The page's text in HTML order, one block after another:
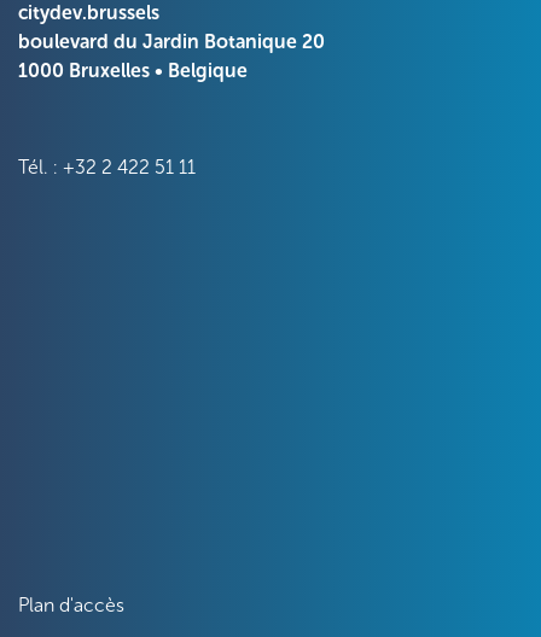
citydev.brussels
boulevard du Jardin Botanique 20
1000 Bruxelles • Belgique
Tél. : +32 2 422 51 11
Plan d'accès